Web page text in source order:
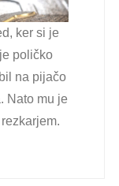
ker si je
poličko
na pijačo
Nato mu je